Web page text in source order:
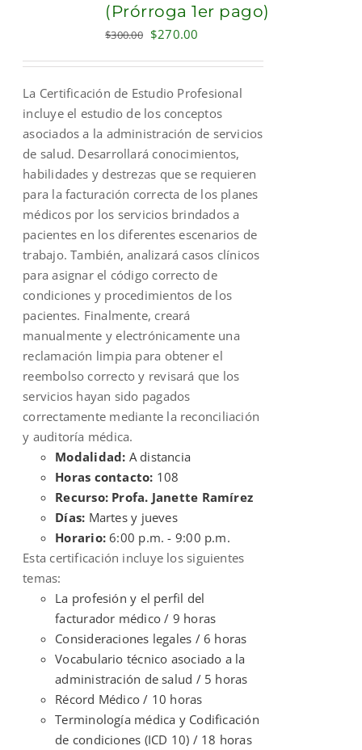
(Prórroga 1er pago)
$300.00 Original
$300.00.
$270.00
$270.00.
La Certificación de Estudio Profesional
incluye el estudio de los conceptos
asociados a la administración de servicios
de salud. Desarrollará conocimientos,
habilidades y destrezas que se requieren
para la facturación correcta de los planes
médicos por los servicios brindados a
pacientes en los diferentes escenarios de
trabajo. También, analizará casos clínicos
para asignar el código correcto de
condiciones y procedimientos de los
pacientes. Finalmente, creará
manualmente y electrónicamente una
reclamación limpia para obtener el
reembolso correcto y revisará que los
servicios hayan sido pagados
correctamente mediante la reconciliación
y auditoría médica.
Modalidad: A distancia
Horas contacto: 108
Recurso: Profa. Janette Ramírez
Días: Martes y jueves
Horario:6:00 p.m. - 9:00 p.m.
Esta certificación incluye los siguientes
temas:
La profesión y el perfil del
facturador médico / 9 horas
Consideraciones legales / 6 horas
Vocabulario técnico asociado a la
administración de salud / 5 horas
Récord Médico / 10 horas
Terminología médica y Codificación
de condiciones (ICD 10) / 18 horas